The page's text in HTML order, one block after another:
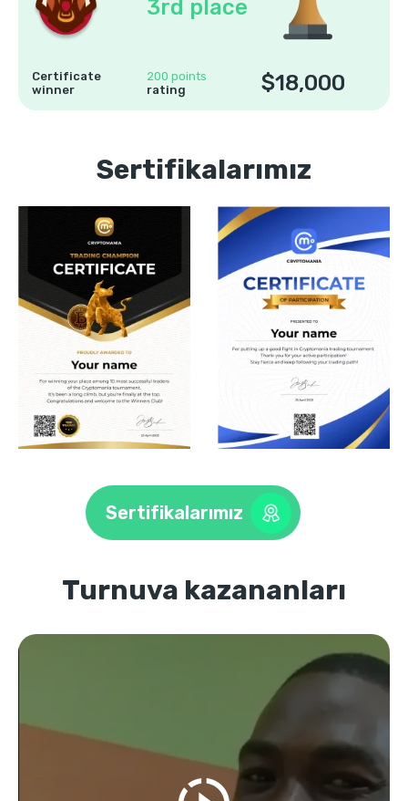
3rd place
Certificate
winner
200 points
rating
$18,000
Sertifikalarımız
Sertifikalarımız
Turnuva kazananları